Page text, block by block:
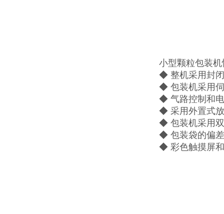
小型颗粒包装
◆ 整机采用封
◆ 包装机采用
◆ 气路控制和
◆ 采用外置式
◆ 包装机采用
◆ 包装袋的偏
◆ 彩色触摸屏